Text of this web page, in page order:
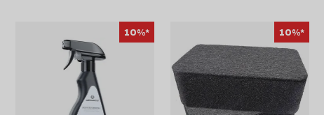
10%* 10%*